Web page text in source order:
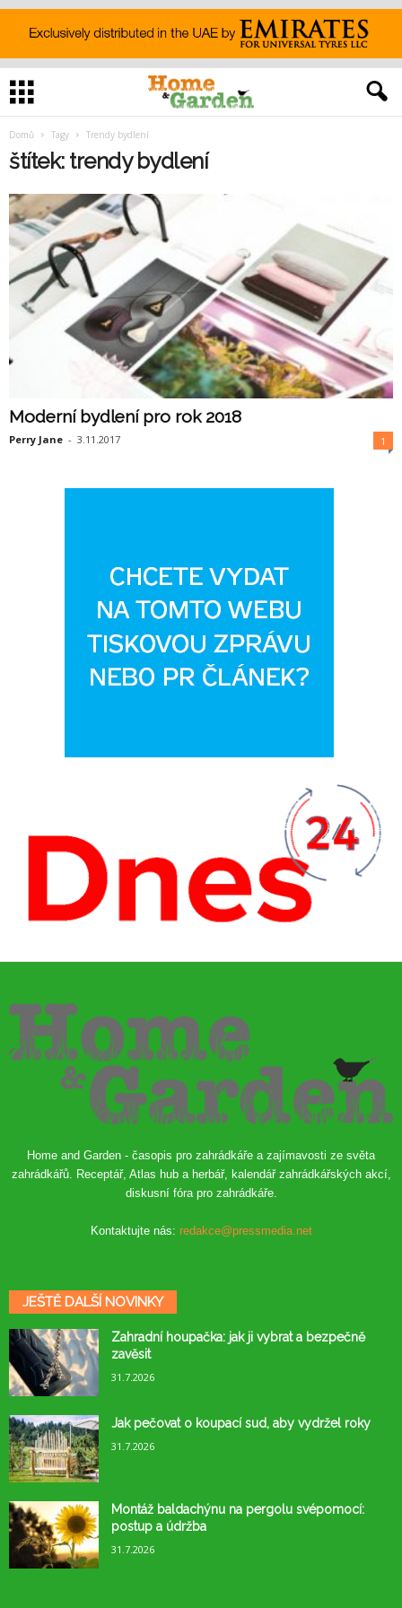
Domů Tagy Trendy bydlení
štítek: trendy bydlení
Moderní bydlení pro rok 2018
Perry Jane - 3.11.2017 1
Home and Garden - časopis pro zahrádkáře a zajímavosti ze světa
zahrádkářů. Receptář, Atlas hub a herbář, kalendář zahrádkářských akcí,
diskusní fóra pro zahrádkáře.
Kontaktujte nás: redakce@pressmedia.net
JEŠTĚ DALŠÍ NOVINKY
Zahradní houpačka: jak ji vybrat a bezpečně
zavěsit
31.7.2026
Jak pečovat o koupací sud, aby vydržel roky
31.7.2026
Montáž baldachýnu na pergolu svépomocí:
postup a údržba
31.7.2026